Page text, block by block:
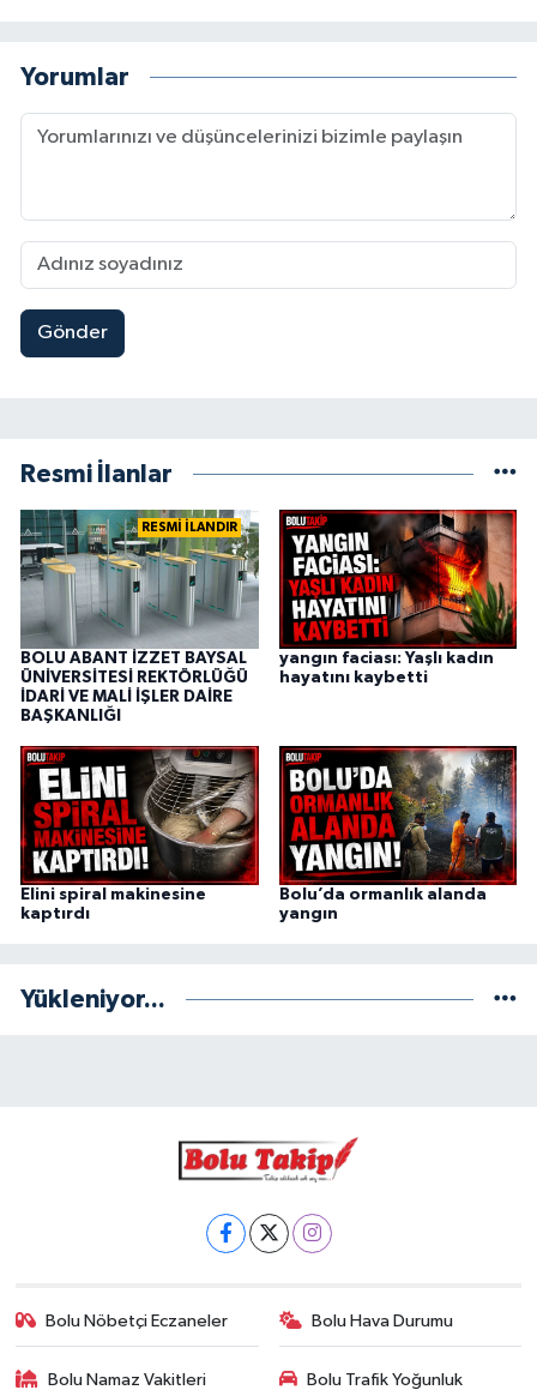
Yorumlar
Gönder
Resmi İlanlar
RESMİ İLANDIR
BOLU ABANT İZZET BAYSAL
ÜNİVERSİTESİ REKTÖRLÜĞÜ
İDARİ VE MALİ İŞLER DAİRE
BAŞKANLIĞI
yangın faciası: Yaşlı kadın
hayatını kaybetti
Elini spiral makinesine
kaptırdı
Bolu’da ormanlık alanda
yangın
Yükleniyor...
Bolu Nöbetçi Eczaneler Bolu Hava Durumu
Bolu Namaz Vakitleri
Bolu Trafik Yoğunluk